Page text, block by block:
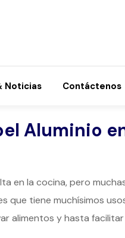
Noticias Contáctenos
Aluminio
en la cocina, pero
que tiene muchísimos
alimentos y hasta facilitar